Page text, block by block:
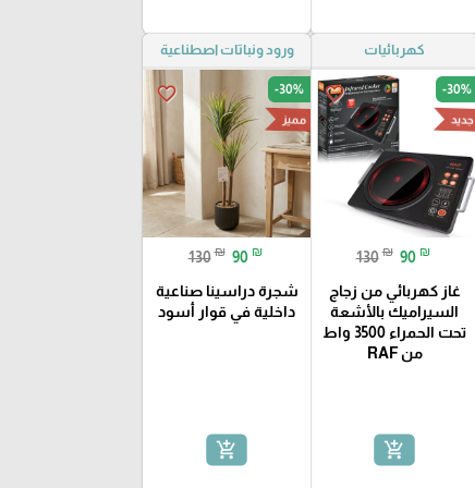
كهربائيات
favorite_border -30%
جديد
130 ₪ 90 ₪
غاز كهربائي من زجاج
السيراميك بالأشعة
تحت الحمراء 3500 واط
من RAF
add_shopping_cart
ورود ونباتات اصطناعية
favorite_border -30%
مميز
130 ₪ 90 ₪
شجرة دراسينا صناعية
داخلية في قوار أسود
add_shopping_cart